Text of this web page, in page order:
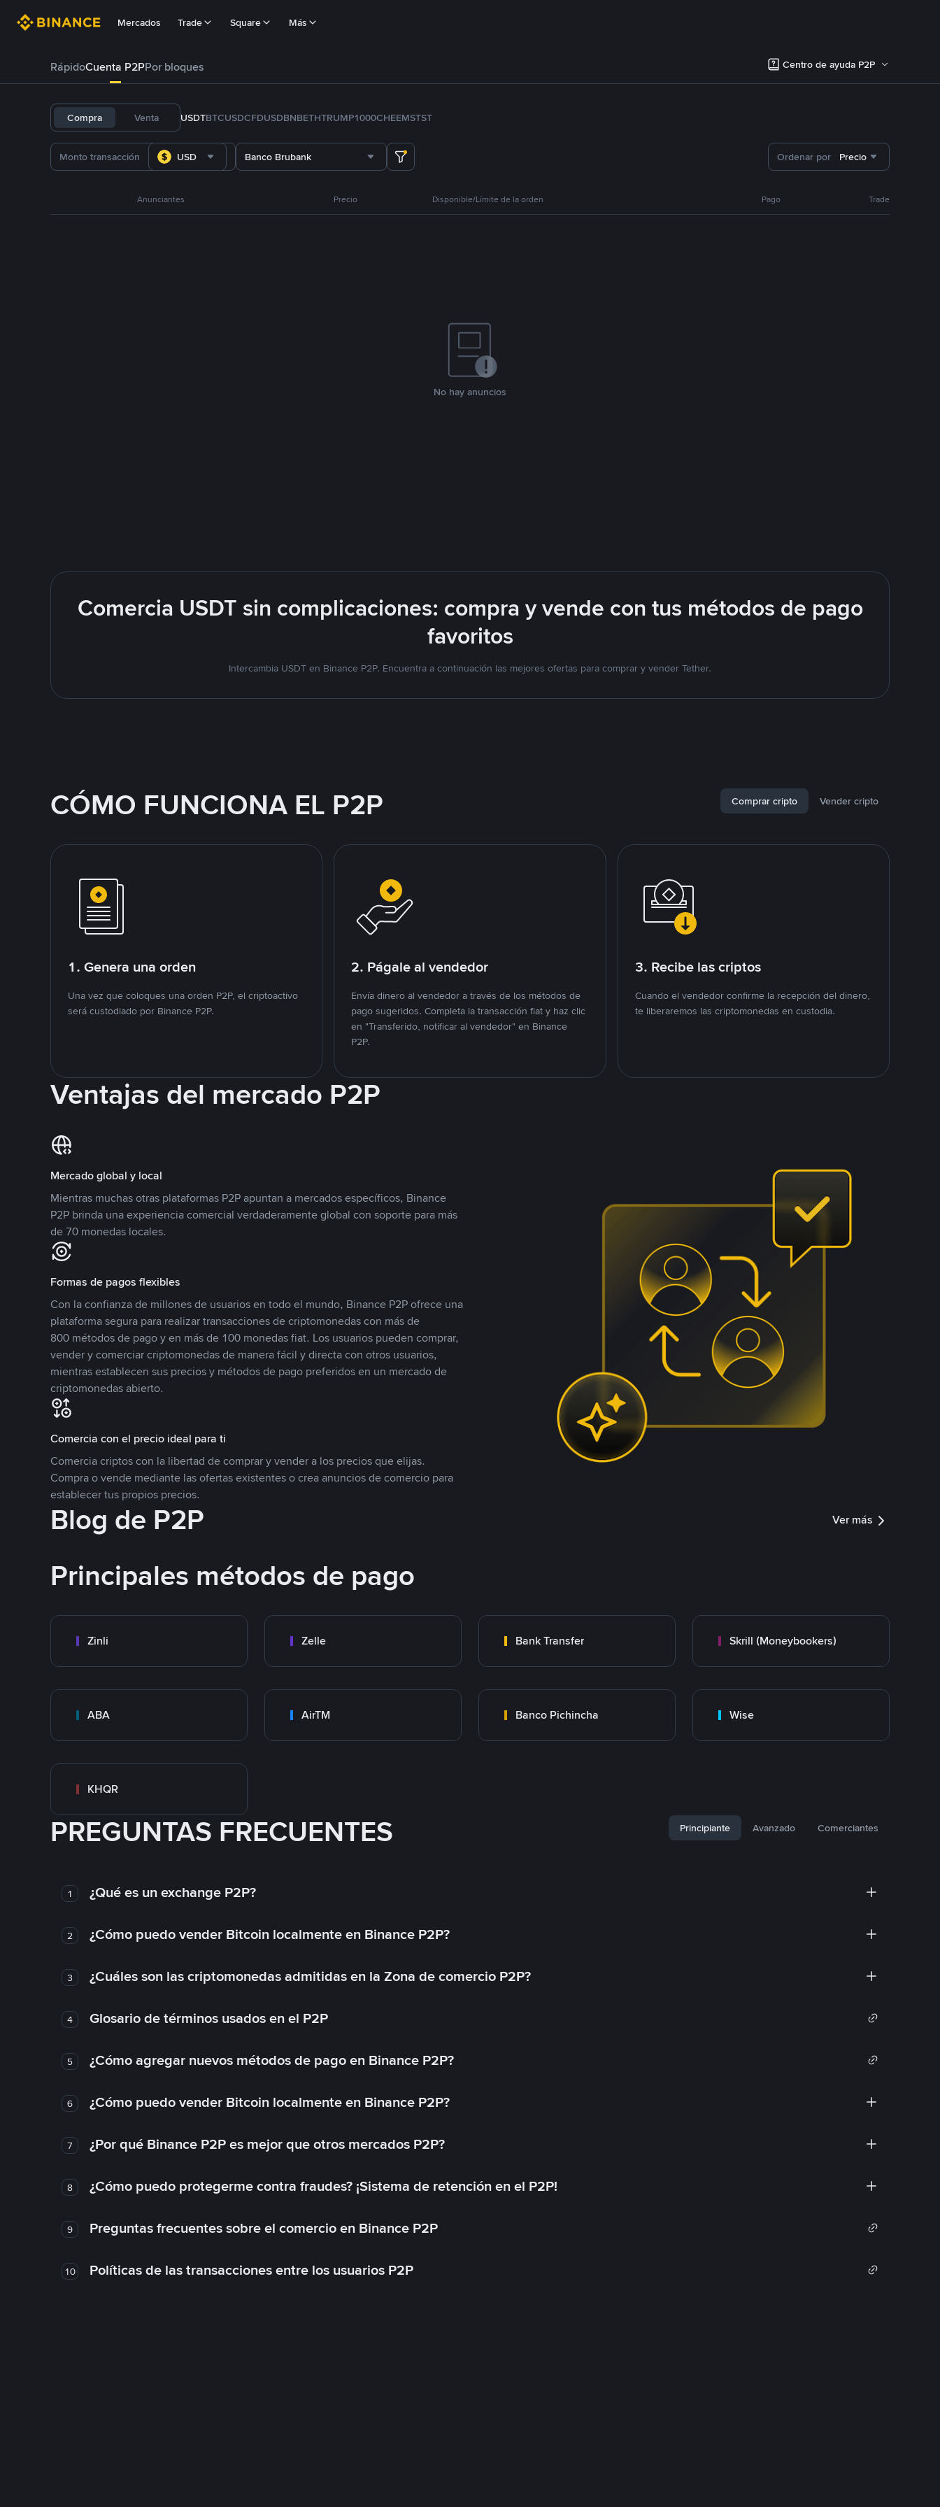
Mercados Trade Square Más
RápidoCuenta P2PPor bloques Centro de ayuda P2P
Compra Venta USDTBTCUSDCFDUSDBNBETHTRUMP1000CHEEMSTST
USD Banco Brubank Ordenar por Precio
Anunciantes Precio Disponible/Límite de la orden Pago Trade
No hay anuncios
Comercia USDT sin complicaciones: compra y vende con tus métodos de pago
favoritos
Intercambia USDT en Binance P2P. Encuentra a continuación las mejores ofertas para comprar y vender Tether.
CÓMO FUNCIONA EL P2P Comprar cripto Vender cripto
1. Genera una orden
Una vez que coloques una orden P2P, el criptoactivo
será custodiado por Binance P2P.
2. Págale al vendedor
Envía dinero al vendedor a través de los métodos de
pago sugeridos. Completa la transacción fiat y haz clic
en "Transferido, notificar al vendedor" en Binance
P2P.
3. Recibe las criptos
Cuando el vendedor confirme la recepción del dinero,
te liberaremos las criptomonedas en custodia.
Ventajas del mercado P2P
Mercado global y local
Mientras muchas otras plataformas P2P apuntan a mercados específicos, Binance
P2P brinda una experiencia comercial verdaderamente global con soporte para más
de 70 monedas locales.
Formas de pagos flexibles
Con la confianza de millones de usuarios en todo el mundo, Binance P2P ofrece una
plataforma segura para realizar transacciones de criptomonedas con más de
800 métodos de pago y en más de 100 monedas fiat. Los usuarios pueden comprar,
vender y comerciar criptomonedas de manera fácil y directa con otros usuarios,
mientras establecen sus precios y métodos de pago preferidos en un mercado de
criptomonedas abierto.
Comercia con el precio ideal para ti
Comercia criptos con la libertad de comprar y vender a los precios que elijas.
Compra o vende mediante las ofertas existentes o crea anuncios de comercio para
establecer tus propios precios.
Blog de P2P Ver más
Principales métodos de pago
Zinli Zelle Bank Transfer Skrill (Moneybookers)
ABA AirTM Banco Pichincha Wise
KHQR
PREGUNTAS FRECUENTES Principiante Avanzado Comerciantes
1 ¿Qué es un exchange P2P?
2 ¿Cómo puedo vender Bitcoin localmente en Binance P2P?
3 ¿Cuáles son las criptomonedas admitidas en la Zona de comercio P2P?
4 Glosario de términos usados en el P2P
5 ¿Cómo agregar nuevos métodos de pago en Binance P2P?
6 ¿Cómo puedo vender Bitcoin localmente en Binance P2P?
7 ¿Por qué Binance P2P es mejor que otros mercados P2P?
8 ¿Cómo puedo protegerme contra fraudes? ¡Sistema de retención en el P2P!
9 Preguntas frecuentes sobre el comercio en Binance P2P
10 Políticas de las transacciones entre los usuarios P2P